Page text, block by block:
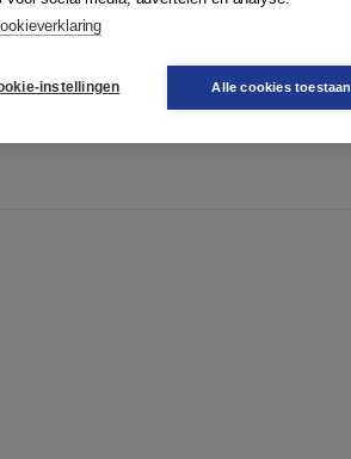
instellingen Alle cookies toestaan